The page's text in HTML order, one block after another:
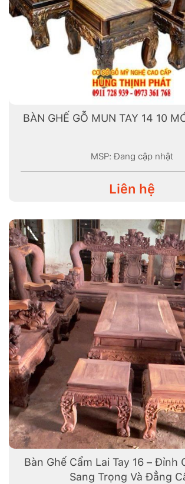
BÀN GHẾ GỖ MUN TAY 14 10
MSP: Đang cập nhật
Liên hệ
Bàn Ghế Cẩm Lai Tay 16 – Đỉnh
Sang Trọng Và Đẳng